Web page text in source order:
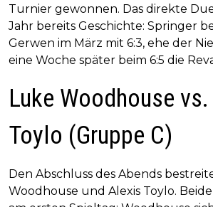
Turnier gewonnen. Das direkte
Jahr bereits Geschichte: Springer
Gerwen im März mit 6:3, ehe der
eine Woche später beim 6:5 die
Luke Woodhouse
Toylo (Gruppe C)
Den Abschluss des Abends
Woodhouse und Alexis Toylo.